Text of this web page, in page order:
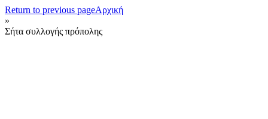
Return to previous pageΑρχική
»
Σήτα συλλογής πρόπολης